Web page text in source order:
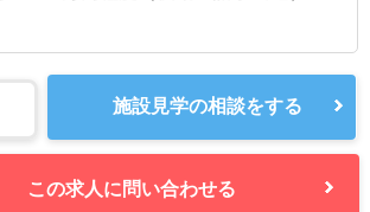
施設見学の相談をする
この求人に問い合わせる